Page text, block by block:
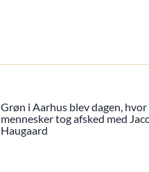
Grøn i Aarhus blev dagen,
mennesker tog afsked med
Haugaard